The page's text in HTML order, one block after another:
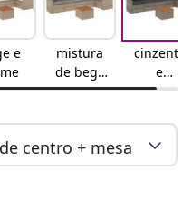
e
mistura
de bege
e
cinzento
e
cinzento
centro + mesa